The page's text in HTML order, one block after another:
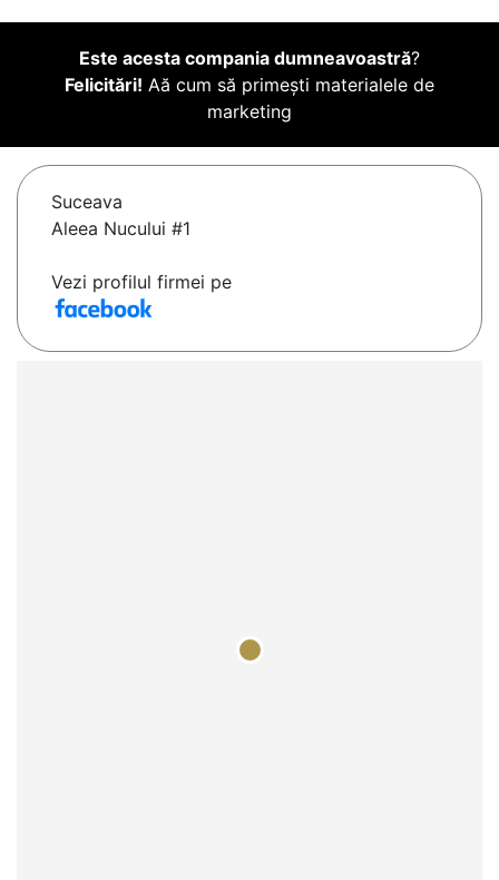
Este acesta compania dumneavoastră?
Felicitări! Aă cum să primești materialele de
marketing
Suceava
Aleea Nucului #1
Vezi profilul firmei pe